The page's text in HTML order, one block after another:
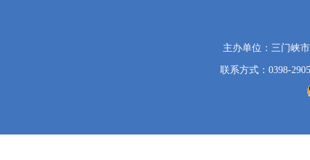
主办单位：三门峡
联系方式：0398-